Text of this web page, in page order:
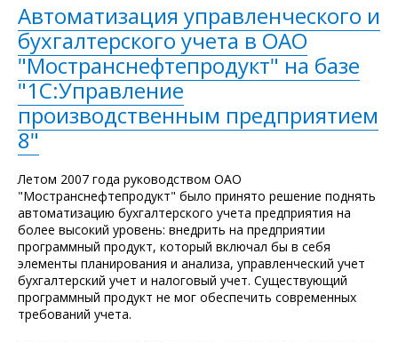
Автоматизация управленческого и
бухгалтерского учета в ОАО
"Мостранснефтепродукт" на базе
"1С:Управление
производственным предприятием
8"
Летом 2007 года руководством ОАО
"Мостранснефтепродукт" было принято решение поднять
автоматизацию бухгалтерского учета предприятия на
более высокий уровень: внедрить на предприятии
программный продукт, который включал бы в себя
элементы планирования и анализа, управленческий учет
бухгалтерский учет и налоговый учет. Существующий
программный продукт не мог обеспечить современных
требований учета.